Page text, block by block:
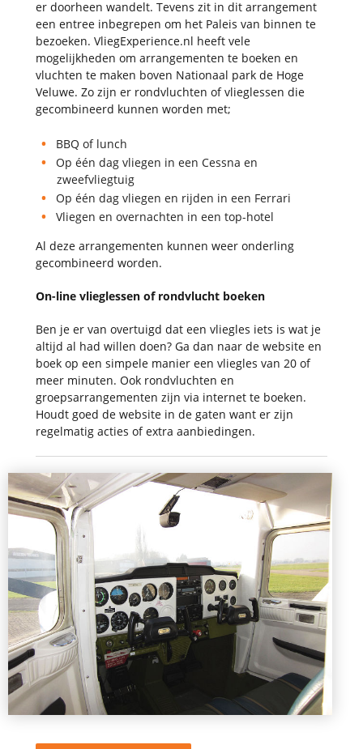
er doorheen wandelt. Tevens zit in dit arrangement
een entree inbegrepen om het Paleis van binnen te
bezoeken. VliegExperience.nl heeft vele
mogelijkheden om arrangementen te boeken en
vluchten te maken boven Nationaal park de Hoge
Veluwe. Zo zijn er rondvluchten of vlieglessen die
gecombineerd kunnen worden met;
BBQ of lunch
Op één dag vliegen in een Cessna en
zweefvliegtuig
Op één dag vliegen en rijden in een Ferrari
Vliegen en overnachten in een top-hotel
Al deze arrangementen kunnen weer onderling
gecombineerd worden.
On-line vlieglessen of rondvlucht boeken
Ben je er van overtuigd dat een vliegles iets is wat je
altijd al had willen doen? Ga dan naar de website en
boek op een simpele manier een vliegles van 20 of
meer minuten. Ook rondvluchten en
groepsarrangementen zijn via internet te boeken.
Houdt goed de website in de gaten want er zijn
regelmatig acties of extra aanbiedingen.